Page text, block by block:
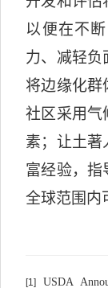
以便在不
力、减轻负
将边缘化群
社区采用气
素；让土著
富经验，指
全球范围内
[1] USDA